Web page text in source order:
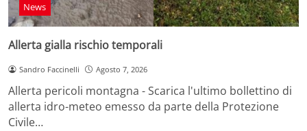
News
Allerta gialla rischio temporali
Sandro Faccinelli Agosto 7, 2026
Allerta pericoli montagna - Scarica l'ultimo bollettino di
allerta idro-meteo emesso da parte della Protezione
Civile…